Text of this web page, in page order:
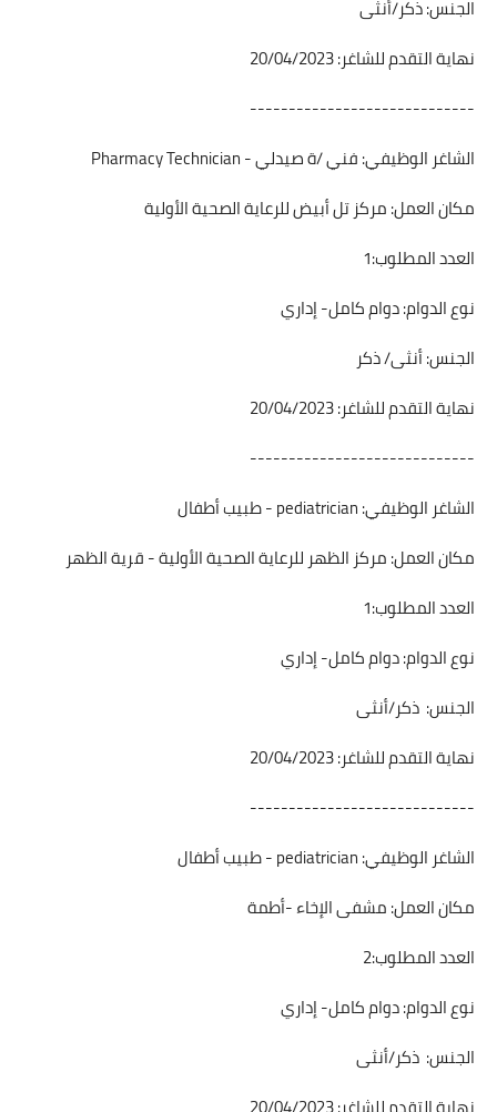
الجنس: ذكر/أنثى
نهاية التقدم للشاغر: 20/04/2023
-----------------------------
الشاغر الوظيفي: فني /ة صيدلي - Pharmacy Technician
مكان العمل: مركز تل أبيض للرعاية الصحية الأولية
العدد المطلوب:1
نوع الدوام: دوام كامل- إداري
الجنس: أنثى/ ذكر
نهاية التقدم للشاغر: 20/04/2023
-----------------------------
الشاغر الوظيفي: pediatrician - طبيب أطفال
مكان العمل: مركز الظهر للرعاية الصحية الأولية - قرية الظهر
العدد المطلوب:1
نوع الدوام: دوام كامل- إداري
الجنس: ذكر/أنثى
نهاية التقدم للشاغر: 20/04/2023
-----------------------------
الشاغر الوظيفي: pediatrician - طبيب أطفال
مكان العمل: مشفى الإخاء -أطمة
العدد المطلوب:2
نوع الدوام: دوام كامل- إداري
الجنس: ذكر/أنثى